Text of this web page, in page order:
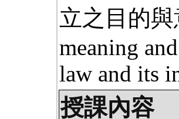
立之目的
meaning
law and its
授課內容